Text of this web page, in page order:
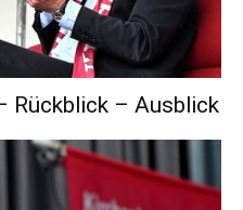
Rückblick – Ausblick